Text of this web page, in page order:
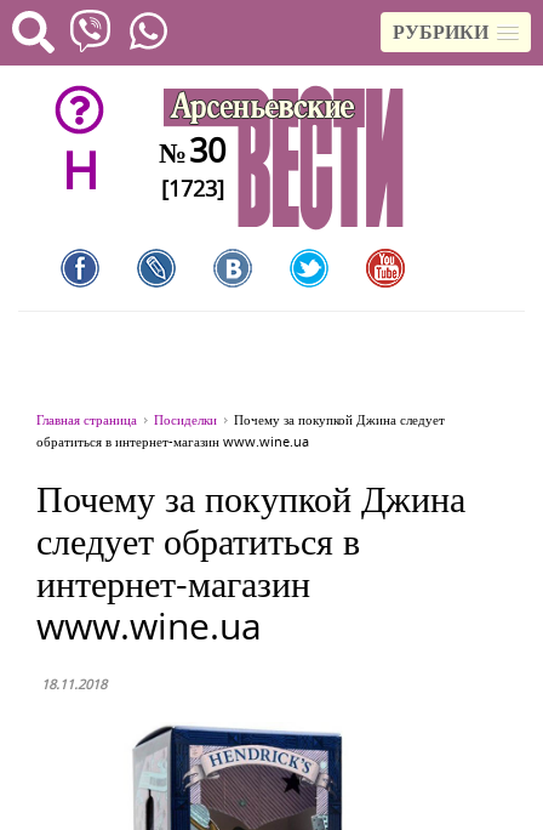
РУБРИКИ
H №30
[1723]
Главная страница Посиделки
Почему за покупкой Джина следует
обратиться в интернет-магазин www.wine.ua
Почему за покупкой Джина
следует обратиться в
интернет-магазин
www.wine.ua
18.11.2018